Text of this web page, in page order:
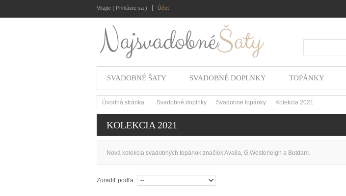
Vitajte ( Prihláste sa ) Účet
SVADOBNÉ ŠATY SVADOBNÉ DOPLNKY TOPÁNKY
Úvodná stránka
>
Svadobné doplnky
>
Svadobné topánky
>
Kolekcia 2021
KOLEKCIA 2021
Nová kolekcia svadobných topánok značiek Avalia, G.Westerleigh a Butdam.
Zoradiť podľa